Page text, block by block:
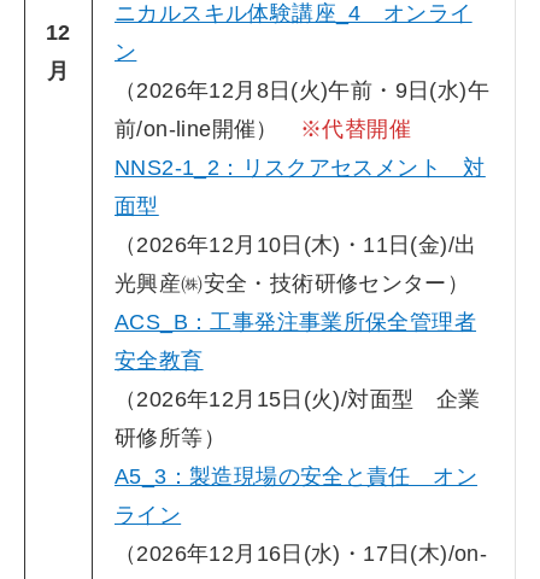
12
月
ニカルスキル体験講座_4 オンライ
ン
（2026年12月8日(火)午前・9日(水)午
前/on-line開催） ※代替開催
NNS2-1_2：リスクアセスメント 対
面型
（2026年12月10日(木)・11日(金)/出
光興産㈱安全・技術研修センター）
ACS_B：工事発注事業所保全管理者
安全教育
（2026年12月15日(火)/対面型 企業
研修所等）
A5_3：製造現場の安全と責任 オン
ライン
（2026年12月16日(水)・17日(木)/on-